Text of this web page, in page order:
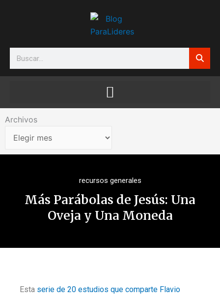
Search
Archivos
Archivos
recursos generales
Más Parábolas de Jesús: Una
Oveja y Una Moneda
Esta serie de 20 estudios que comparte Flavio